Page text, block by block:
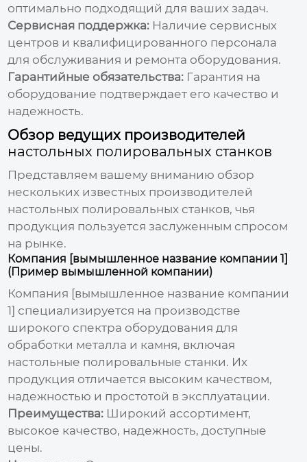
оптимально подходящий для ваших задач.
Сервисная поддержка: Наличие сервисных
центров и квалифицированного персонала
для обслуживания и ремонта оборудования.
Гарантийные обязательства: Гарантия на
оборудование подтверждает его качество и
надежность.
Обзор ведущих производителей
настольных полировальных станков
Представляем вашему вниманию обзор
нескольких известных производителей
настольных полировальных станков, чья
продукция пользуется заслуженным спросом
на рынке.
Компания [вымышленное название компании 1]
(Пример вымышленной компании)
Компания [вымышленное название компании
1] специализируется на производстве
широкого спектра оборудования для
обработки металла и камня, включая
настольные полировальные станки. Их
продукция отличается высоким качеством,
надежностью и простотой в эксплуатации.
Преимущества: Широкий ассортимент,
высокое качество, надежность, доступные
цены.